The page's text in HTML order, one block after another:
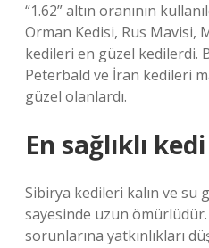
“1.62” altın oranının
Orman Kedisi, Rus Mavisi,
kedileri en güzel kedilerdi.
Peterbald ve İran kedileri
güzel olanlardı.
En sağlıklı
Sibirya kedileri kalın ve su
sayesinde uzun ömürlüdür.
sorunlarına yatkınlıkları